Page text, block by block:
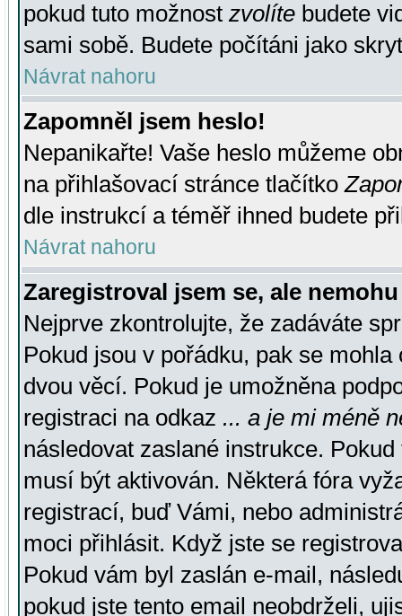
pokud tuto možnost zvolíte budete
sami sobě. Budete počítáni jako
Návrat nahoru
Zapomněl jsem heslo!
Nepanikařte! Vaše heslo můžeme
na přihlašovací stránce tlačítko
dle instrukcí a téměř ihned budete
Návrat nahoru
Zaregistroval jsem se, ale
Nejprve zkontrolujte, že zadáváte
Pokud jsou v pořádku, pak se
dvou věcí. Pokud je umožněna
registraci na odkaz ... a je mi méně
následovat zaslané instrukce.
musí být aktivován. Některá fóra
registrací, buď Vámi, nebo
moci přihlásit. Když jste se
Pokud vám byl zaslán e-mail,
pokud jste tento email neobdrželi,